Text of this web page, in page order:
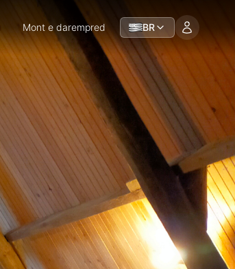
Mont e darempred BR